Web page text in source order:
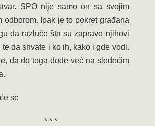
SPO nije samo on sa svojim
odborom. Ipak je to pokret građana
da razluče šta su zapravo njihovi
te da shvate i ko ih, kako i gde vodi.
da do toga dođe već na sledećim
se
* * *